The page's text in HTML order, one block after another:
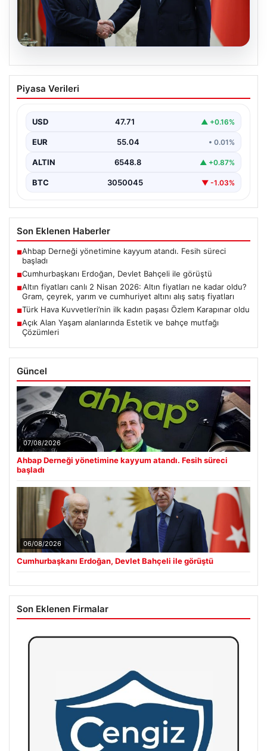
06.08.2026
Cumhurbaşkanı Erdoğan, Devlet
Bahçeli ile görüştü
Piyasa Verileri
USD 47.71 ▲ +0.16%
EUR 55.04 • 0.01%
ALTIN 6548.8 ▲ +0.87%
BTC 3050045 ▼ -1.03%
Son Eklenen Haberler
■Ahbap Derneği yönetimine kayyum atandı. Fesih süreci
başladı
■Cumhurbaşkanı Erdoğan, Devlet Bahçeli ile görüştü
■Altın fiyatları canlı 2 Nisan 2026: Altın fiyatları ne kadar oldu?
Gram, çeyrek, yarım ve cumhuriyet altını alış satış fiyatları
■Türk Hava Kuvvetleri’nin ilk kadın paşası Özlem Karapınar oldu
■Açık Alan Yaşam alanlarında Estetik ve bahçe mutfağı
Çözümleri
Güncel
07/08/2026
Ahbap Derneği yönetimine kayyum atandı. Fesih süreci
başladı
06/08/2026
Cumhurbaşkanı Erdoğan, Devlet Bahçeli ile görüştü
Son Eklenen Firmalar